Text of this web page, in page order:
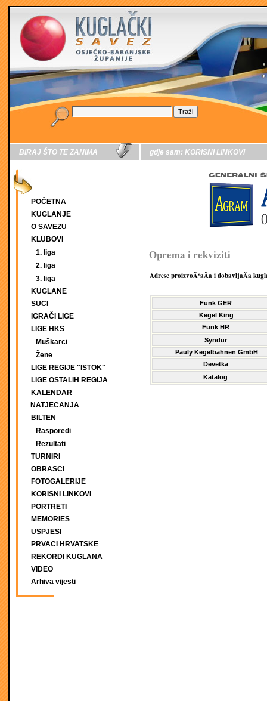
BIRAJ ŠTO TE ZANIMA
POČETNA
KUGLANJE
O SAVEZU
KLUBOVI
1. liga
2. liga
3. liga
KUGLANE
SUCI
IGRAČI LIGE
LIGE HKS
Muškarci
Žene
LIGE REGIJE "ISTOK"
LIGE OSTALIH REGIJA
KALENDAR
NATJECANJA
BILTEN
Rasporedi
Rezultati
TURNIRI
OBRASCI
FOTOGALERIJE
KORISNI LINKOVI
PORTRETI
MEMORIES
USPJESI
PRVACI HRVATSKE
REKORDI KUGLANA
VIDEO
Arhiva vijesti
gdje sam: KORISNI LINKOVI
Oprema i rekviziti
Adrese proizvoÄ‘aÄa i dobavljaÄa
Funk GER
Kegel King
Funk HR
Syndur
Pauly Kegelbahnen GmbH
Devetka
Katalog